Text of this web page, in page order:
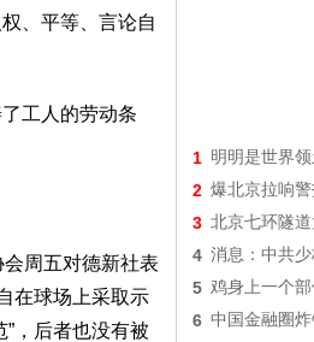
、平等、言论自
工人的劳动条
周五对德新社表
在球场上采取示
，后者也没有被
1 明明是世界
2 爆北京拉响
3 北京七环隧
4 消息：中共
5 鸡身上一个
6 中国金融圈